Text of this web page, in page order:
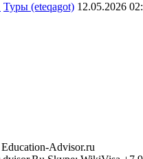
Туры (eteqagot) 12.05.2026
Advisor.ru